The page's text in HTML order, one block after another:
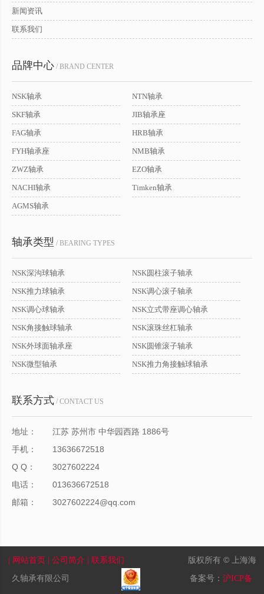
新闻资讯
联系我们
品牌中心 / BRAND CENTER
NSK轴承 NTN轴承
SKF轴承 JIB轴承座
FAG轴承 HRB轴承
FYH轴承座 NMB轴承
ZWZ轴承 EZO轴承
NACHI轴承 Timken轴承
AGMS轴承
轴承类型 / BEARING TYPES
NSK深沟球轴承 NSK圆柱滚子轴承
NSK推力球轴承 NSK调心滚子轴承
NSK调心球轴承 NSK立式带座调心轴承
NSK角接触球轴承 NSK滚珠丝杠轴承
NSK外球面轴承座 NSK圆锥滚子轴承
NSK微型轴承 NSK推力角接触球轴承
联系方式 / CONTACT US
地址：
江苏 苏州市 中华园西路 1886号
手机：
13636672518
Q Q：
3027602224
电话：
013636672518
邮箱：
3027602224@qq.com
| 网站首页 | 公司简介 | 联系我们
版权所有 © 上海海
久轴承有限公司
备案号： 沪ICP备